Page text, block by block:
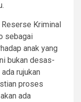
Kriminal
sebagai
anak yang
bukan desas-
rujukan
proses
ada